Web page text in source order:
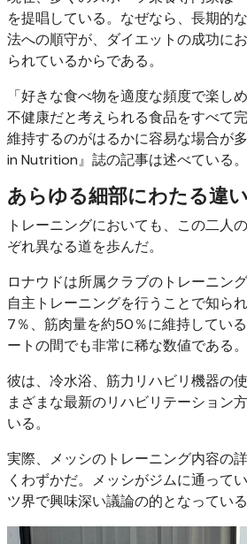
を提唱している。なぜなら、長期的
法への順守が、ダイエットの成功に
られているからである。
「好きな食べ物を適度な頻度で楽し
不健康だと考えられる食品をすべて
維持するのがはるかに容易な場合が
in Nutrition』誌の記事は述べている。
あらゆる細部にわたる違い
トレーニングにおいても、この二人
ぞれ異なる道を歩んだ。
ロナウドは所属クラブのトレーニン
自主トレーニングを行うことで知ら
7％、筋肉量を約50％に維持してい
ートの間でも非常に稀な数値である。
彼は、冷水浴、筋力リハビリ機器の
まざまな最新のリハビリテーション
いる。
実際、メッシのトレーニング内容の
くわずかだ。メッシがジムに通って
ツ界で興味深い議論の的となっている